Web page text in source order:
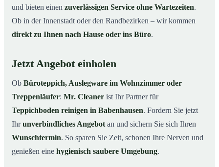
und bieten einen zuverlässigen Service ohne Wartezeiten.
Ob in der Innenstadt oder den Randbezirken – wir kommen
direkt zu Ihnen nach Hause oder ins Büro.
Jetzt Angebot einholen
Ob Büroteppich, Auslegware im Wohnzimmer oder
Treppenläufer: Mr. Cleaner ist Ihr Partner für
Teppichboden reinigen in Babenhausen. Fordern Sie jetzt
Ihrunverbindliches Angebot an und sichern Sie sich Ihren
Wunschtermin. So sparen Sie Zeit, schonen Ihre Nerven und
genießen eine hygienisch saubere Umgebung.